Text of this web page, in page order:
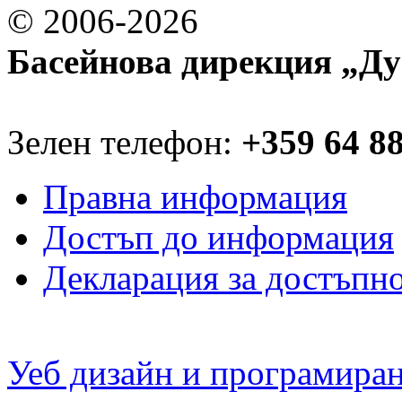
© 2006-2026
Басейнова дирекция
Зелен телефон: +359 64
Правна информация
Достъп до информация
Декларация за
Уеб дизайн и